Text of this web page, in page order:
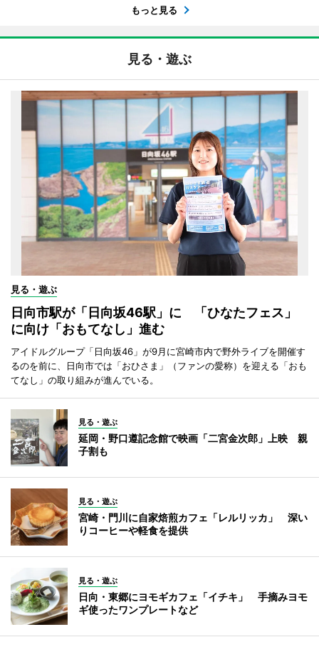
もっと見る
見る・遊ぶ
見る・遊ぶ
日向市駅が「日向坂46駅」に 「ひなたフェス」
に向け「おもてなし」進む
アイドルグループ「日向坂46」が9月に宮崎市内で野外ライブを開催す
るのを前に、日向市では「おひさま」（ファンの愛称）を迎える「おも
てなし」の取り組みが進んでいる。
見る・遊ぶ
延岡・野口遵記念館で映画「二宮金次郎」上映 親
子割も
見る・遊ぶ
宮崎・門川に自家焙煎カフェ「レルリッカ」 深い
りコーヒーや軽食を提供
見る・遊ぶ
日向・東郷にヨモギカフェ「イチキ」 手摘みヨモ
ギ使ったワンプレートなど